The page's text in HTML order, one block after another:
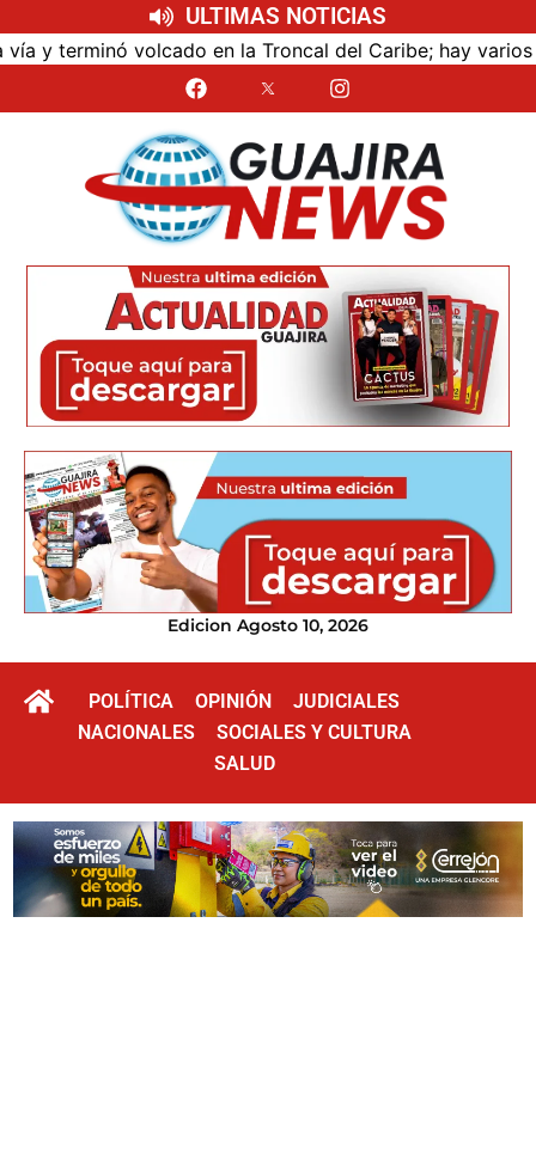
ULTIMAS NOTICIAS
volcado en la Troncal del Caribe; hay varios
Edicion Agosto 10, 2026
POLÍTICA OPINIÓN
JUDICIALES
NACIONALES
SOCIALES Y CULTURA
SALUD